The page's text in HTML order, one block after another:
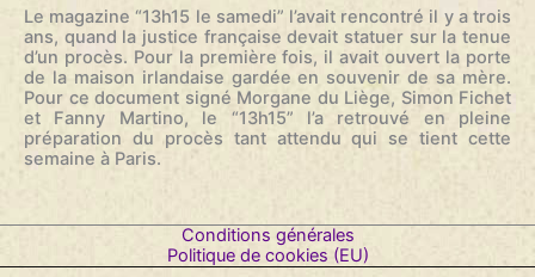
Le magazine “13h15 le samedi” l’avait rencontré il y a trois
ans, quand la justice française devait statuer sur la tenue
d’un procès. Pour la première fois, il avait ouvert la porte
de la maison irlandaise gardée en souvenir de sa mère.
Pour ce document signé Morgane du Liège, Simon Fichet
et Fanny Martino, le “13h15” l’a retrouvé en pleine
préparation du procès tant attendu qui se tient cette
semaine à Paris.
Conditions générales
Politique de cookies (EU)